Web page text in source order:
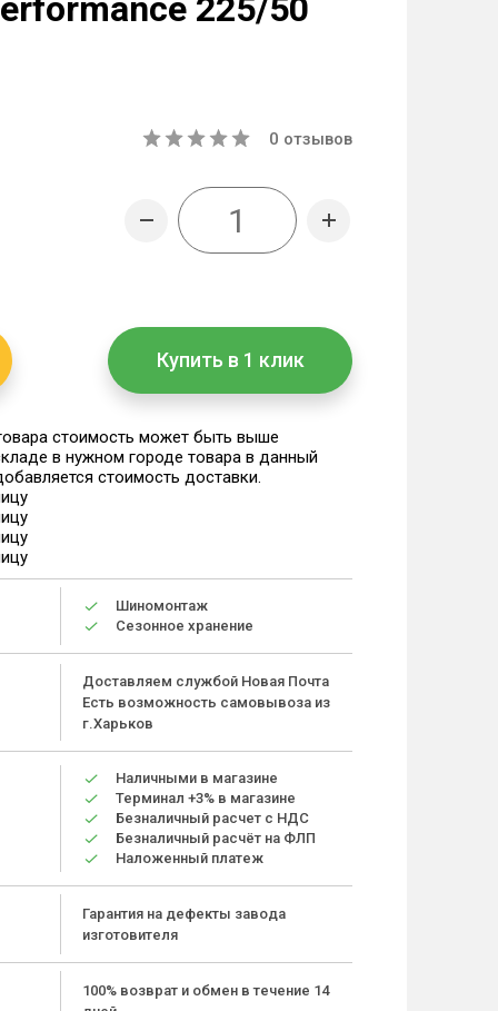
225/50
0 отзывов
Купить в 1 клик
стоимость может быть выше
в нужном городе товара в данный
стоимость доставки.
Шиномонтаж
Сезонное хранение
Доставляем службой Новая Почта
Есть возможность самовывоза из
г.Харьков
Наличными в магазине
Терминал +3% в магазине
Безналичный расчет с НДС
Безналичный расчёт на ФЛП
Наложенный платеж
Гарантия на дефекты завода
изготовителя
100% возврат и обмен в течение 14